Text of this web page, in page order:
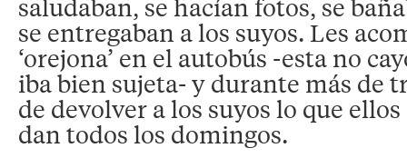
saludaban, se hacían fotos, se
se entregaban a los suyos. Les
‘orejona’ en el autobús -esta no
iba bien sujeta- y durante más de
de devolver a los suyos lo que
dan todos los domingos.